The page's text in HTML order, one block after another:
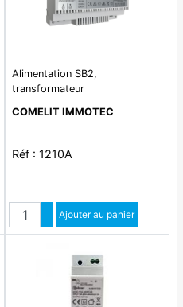
Alimentation SB2,
transformateur
COMELIT IMMOTEC
Réf : 1210A
QuantitéAugmenter quantité
Diminuer quantité
Ajouter au panier